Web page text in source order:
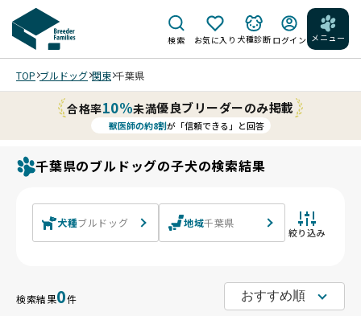
検索 お気に入り 犬種診断 ログイン メニュー
TOP ブルドッグ 関東 千葉県
合格率10%未満優良ブリーダーのみ掲載
獣医師の約8割が「信頼できる」と回答
千葉県のブルドッグの子犬の検索結果
犬種ブルドッグ 地域千葉県
絞り込み
検索結果0件